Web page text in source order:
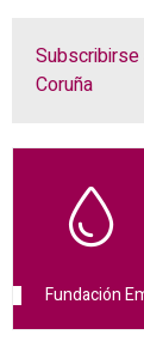
Coruña
Fundación